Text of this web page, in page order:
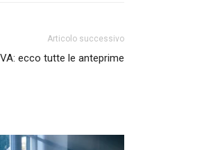
Articolo successivo
ecco tutte le anteprime